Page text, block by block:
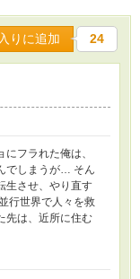
りに追加 24
フラれた俺は、
でしまうが… そん
生させ、やり直す
行世界で人々を救
先は、近所に住む